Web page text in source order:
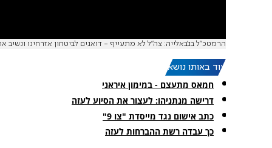
הרמטכ"ל בג'באלייה: צה"ל לא מתעייף - דואגים לביטחון אזרחינו ונשיב
עוד באותו נושא:
חמאס מתעצם - במימון איראני
דרישה מנתניהו: לעצור את הסיוע לעזה
כתב אישום נגד מייסדת "צו 9"
כך עבדה רשת ההברחות לעזה